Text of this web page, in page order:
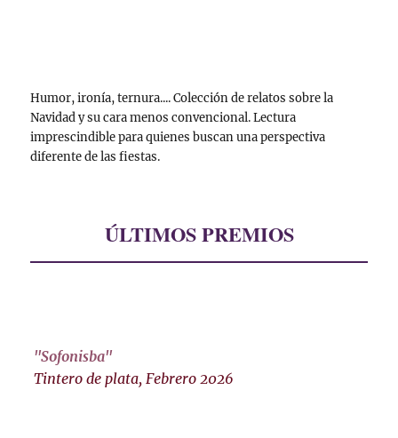
Humor, ironía, ternura.... Colección de relatos sobre la
Navidad y su cara menos convencional. Lectura
imprescindible para quienes buscan una perspectiva
diferente de las fiestas.
ÚLTIMOS PREMIOS
"Sofonisba"
Tintero de plata, Febrero 2026